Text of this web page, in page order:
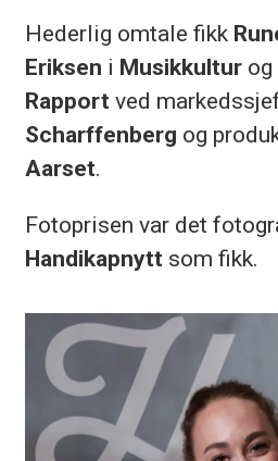
Hederlig omtale fikk
Eriksen i Musikkulturog
Rapportved
Scharffenberg og
Aarset.
Fotoprisen var det
Handikapnyttsom fikk.